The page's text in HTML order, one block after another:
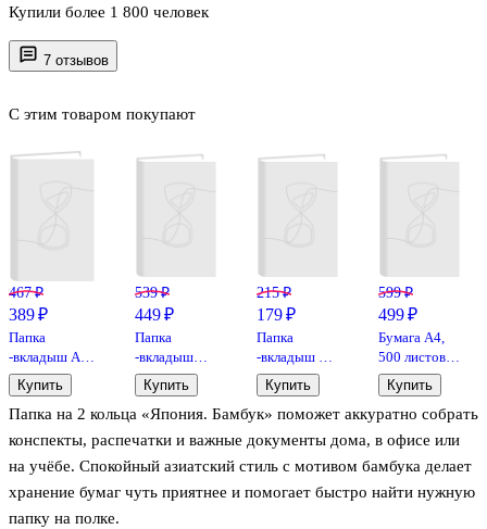
7 отзывов
Папка на 2 кольца «Япония. Бамбук» поможет аккуратно собрать
конспекты, распечатки и важные документы дома, в офисе или
на учёбе. Спокойный азиатский стиль с мотивом бамбука делает
хранение бумаг чуть приятнее и помогает быстро найти нужную
папку на полке.
С этим товаром покупают
467 ₽
389 ₽
Папка
-вкладыш А4,
100 шт/уп, 30
мкм, гладкая,
GoodMark
Купить
539 ₽
449 ₽
Папка
-вкладыш
«Апельсиновая
корка» А4,
100 шт/уп,
40 мкм,
Купить
215 ₽
179 ₽
Папка
-вкладыш А4,
25 шт/уп, 30
мкм, гладкая,
GoodMark
Купить
599 ₽
499 ₽
Бумага А4,
500 листов,
«SvetoCopy»,
Svetocopy
Купить
Купили более 1 800 человек